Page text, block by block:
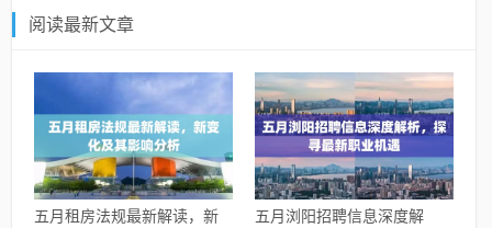
阅读最新文章
五月租房法规最新解读，新
五月浏阳招聘信息深度解